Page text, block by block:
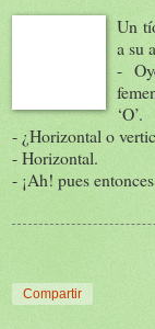
Un
a su
-
‘O’.
- ¿Horizontal o
- Horizontal.
- ¡Ah! pues entonces
Compartir